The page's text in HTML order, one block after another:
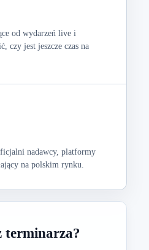
od wydarzeń live i
czy jest jeszcze czas na
nadawcy, platformy
na polskim rynku.
terminarza?